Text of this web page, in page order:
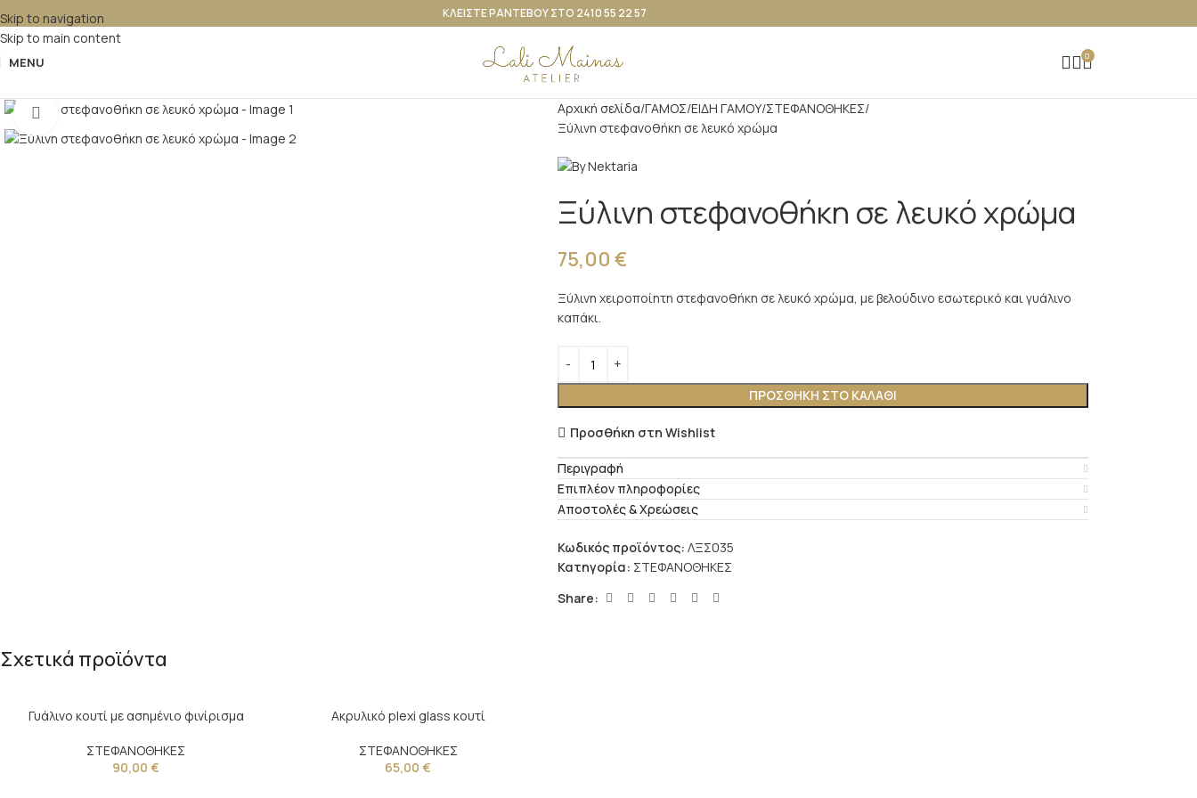
Skip to navigation
Skip to main content
ΚΛΕΙΣΤΕ ΡΑΝΤΕΒΟΥ ΣΤΟ 2410 55 22 57
MENU 0
Κλικ για μεγέθυνση Αρχική σελίδα ΓΑΜΟΣ ΕΙΔΗ ΓΑΜΟΥ ΣΤΕΦΑΝΟΘΗΚΕΣ
Ξύλινη στεφανοθήκη σε λευκό χρώμα
Ξύλινη στεφανοθήκη σε λευκό χρώμα
75,00 €
Ξύλινη χειροποίητη στεφανοθήκη σε λευκό χρώμα, με βελούδινο εσωτερικό και γυάλινο
καπάκι.
ΠΡΟΣΘΉΚΗ ΣΤΟ ΚΑΛΆΘΙ
Προσθήκη στη Wishlist
Περιγραφή
Επιπλέον πληροφορίες
Αποστολές & Χρεώσεις
Κωδικός προϊόντος: ΛΞΣ035
Κατηγορία: ΣΤΕΦΑΝΟΘΗΚΕΣ
Share:
Σχετικά προϊόντα
Γυάλινο κουτί με ασημένιο φινίρισμα
ΣΤΕΦΑΝΟΘΗΚΕΣ
90,00 €
Ακρυλικό plexi glass κουτί
ΣΤΕΦΑΝΟΘΗΚΕΣ
65,00 €